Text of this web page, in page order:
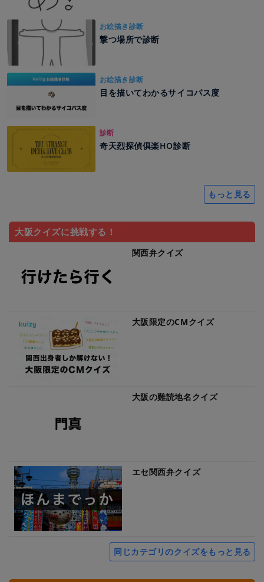
お絵描き診断
撃つ場所で診断
お絵描き診断
目を描いてわかるサイコパス度
診断
奇天烈探偵俱楽HO診断
もっと見る
大阪クイズに挑戦する！
関西弁クイズ
大阪限定のCMクイズ
大阪の難読地名クイズ
エセ関西弁クイズ
同じカテゴリのクイズをもっと見る